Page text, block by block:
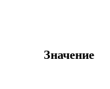
Значение